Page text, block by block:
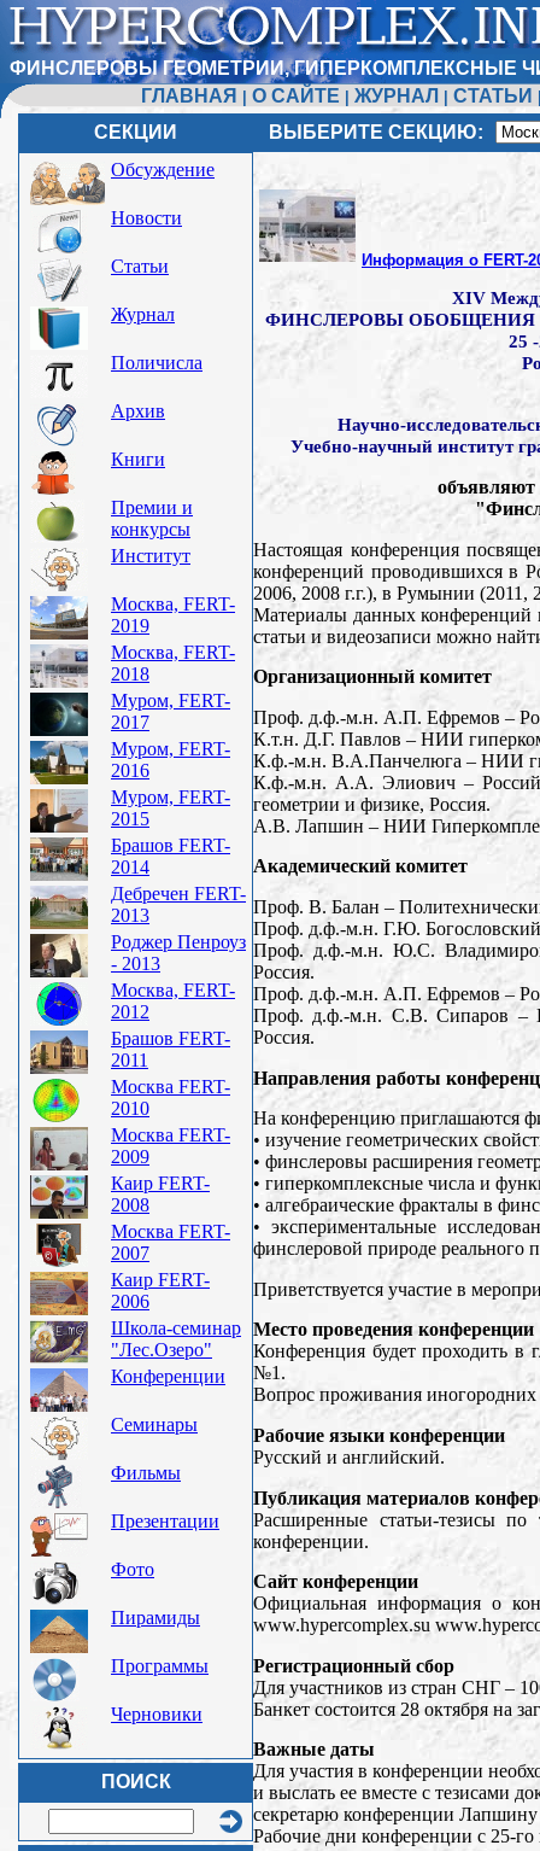
ФИНСЛЕРОВЫ ГЕОМЕТРИИ, ГИПЕРКОМПЛЕКСНЫЕ
ГЛАВНАЯ
О САЙТЕ ЖУРНАЛ СТАТЬИ
СЕКЦИИ
Обсуждение
Новости
Статьи
Журнал
Поличисла
Архив
Книги
Премии и
конкурсы
Институт
Москва, FERT-
2019
Москва, FERT-
2018
Муром, FERT-
2017
Муром, FERT-
2016
Муром, FERT-
2015
Брашов FERT-
2014
Дебречен FERT-
2013
Роджер Пенроуз
- 2013
Москва, FERT-
2012
Брашов FERT-
2011
Москва FERT-
2010
Москва FERT-
2009
Каир FERT-
2008
Москва FERT-
2007
Каир FERT-
2006
Школа-семинар
"Лес.Озеро"
Конференции
Семинары
Фильмы
Презентации
Фото
Пирамиды
Программы
Черновики
ПОИСК
ВЫБЕРИТЕ СЕКЦИЮ:
Информация о FERT-
XIV
ФИНСЛЕРОВЫ ОБОБЩЕНИЯ
25
Научно-
Учебно-научный институт
объявляют
Настоящая конференция
конференций проводившихся в
2006, 2008 г.г.), в Румынии (2011,
Материалы данных конференций
статьи и видеозаписи можно
Организационный комитет
Проф. д.ф.-м.н. А.П. Ефремов –
К.т.н. Д.Г. Павлов – НИИ
К.ф.-м.н. В.A.Панчелюга – НИИ
К.ф.-м.н. А.A. Элиович –
геометрии и физике, Россия.
А.В. Лапшин – НИИ
Академический комитет
Проф. В. Балан –
Проф. д.ф.-м.н. Г.Ю.
Проф. д.ф.-м.н. Ю.С.
Россия.
Проф. д.ф.-м.н. А.П. Ефремов –
Проф. д.ф.-м.н. С.В. Сипаров –
Россия.
Направления работы
На конференцию приглашаются
• изучение геометрических
• финслеровы расширения
• гиперкомплексные числа и
• алгебраические фракталы в
• экспериментальные
финслеровой природе реального
Приветствуется участие в
Место проведения конференции
Конференция будет проходить
№1.
Вопрос проживания иногородних
Рабочие языки конференции
Русский и английский.
Публикация материалов
Расширенные статьи-тезисы
конференции.
Сайт конференции
Официальная информация о
www.hypercomplex.su
Регистрационный сбор
Для участников из стран СНГ –
Банкет состоится 28 октября на
Важные даты
Для участия в конференции
и выслать ее вместе с тезисами
секретарю конференции Лапшину
Рабочие дни конференции с 25-